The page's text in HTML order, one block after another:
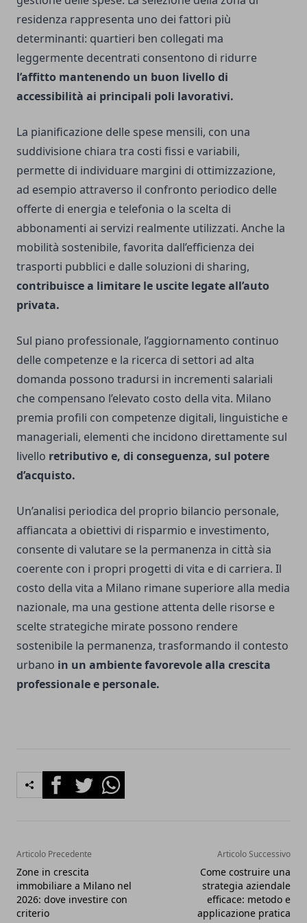
residenza rappresenta uno dei fattori più
determinanti: quartieri ben collegati ma
leggermente decentrati consentono di ridurre
l’affitto mantenendo un buon livello di
accessibilità ai principali poli lavorativi.
La pianificazione delle spese mensili, con una
suddivisione chiara tra costi fissi e variabili,
permette di individuare margini di ottimizzazione,
ad esempio attraverso il confronto periodico delle
offerte di energia e telefonia o la scelta di
abbonamenti ai servizi realmente utilizzati. Anche la
mobilità sostenibile, favorita dall’efficienza dei
trasporti pubblici e dalle soluzioni di sharing,
contribuisce a limitare le uscite legate all’auto
privata.
Sul piano professionale, l’aggiornamento continuo
delle competenze e la ricerca di settori ad alta
domanda possono tradursi in incrementi salariali
che compensano l’elevato costo della vita. Milano
premia profili con competenze digitali, linguistiche e
manageriali, elementi che incidono direttamente sul
livello retributivo e, di conseguenza, sul potere
d’acquisto.
Un’analisi periodica del proprio bilancio personale,
affiancata a obiettivi di risparmio e investimento,
consente di valutare se la permanenza in città sia
coerente con i propri progetti di vita e di carriera. Il
costo della vita a Milano rimane superiore alla media
nazionale, ma una gestione attenta delle risorse e
scelte strategiche mirate possono rendere
sostenibile la permanenza, trasformando il contesto
urbano in un ambiente favorevole alla crescita
professionale e personale.
FacebookTwitterWhatsapp
Articolo Precedente
Zone in crescita
immobiliare a Milano nel
2026: dove investire con
criterio
Articolo Successivo
Come costruire una
strategia aziendale
efficace: metodo e
applicazione pratica